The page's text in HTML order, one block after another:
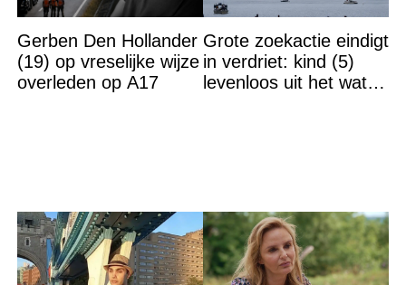
Gerben Den Hollander
(19) op vreselijke wijze
overleden op A17
Grote zoekactie eindigt
in verdriet: kind (5)
levenloos uit het water